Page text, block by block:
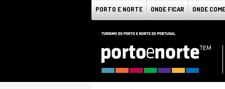
PORTO E NORTE ONDE FICAR ONDE